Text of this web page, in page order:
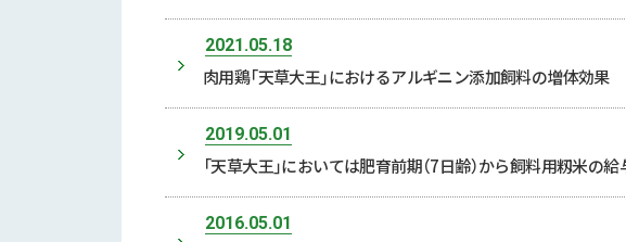
2021.05.18
肉用鶏「天草大王」におけるアルギニン添加飼料の増体効果
2019.05.01
「天草大王」においては肥育前期（7日齢）から飼料用籾米の
2016.05.01